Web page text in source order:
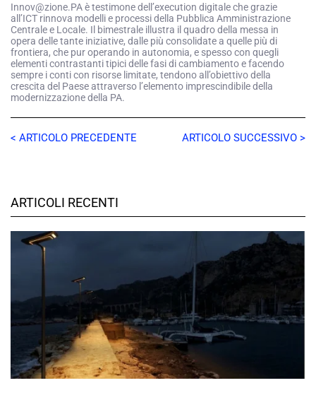
Innov@zione.PA è testimone dell’execution digitale che grazie
all’ICT rinnova modelli e processi della Pubblica Amministrazione
Centrale e Locale. Il bimestrale illustra il quadro della messa in
opera delle tante iniziative, dalle più consolidate a quelle più di
frontiera, che pur operando in autonomia, e spesso con quegli
elementi contrastanti tipici delle fasi di cambiamento e facendo
sempre i conti con risorse limitate, tendono all’obiettivo della
crescita del Paese attraverso l’elemento imprescindibile della
modernizzazione della PA.
< ARTICOLO PRECEDENTE ARTICOLO SUCCESSIVO >
ARTICOLI RECENTI